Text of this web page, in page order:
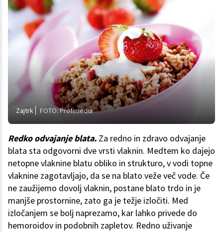
Zajtrk FOTO: Profimedia
Redko odvajanje blata. Za redno in zdravo odvajanje
blata sta odgovorni dve vrsti vlaknin. Medtem ko dajejo
netopne vlaknine blatu obliko in strukturo, v vodi topne
vlaknine zagotavljajo, da se na blato veže več vode. Če
ne zaužijemo dovolj vlaknin, postane blato trdo in je
manjše prostornine, zato ga je težje izločiti. Med
izločanjem se bolj naprezamo, kar lahko privede do
hemoroidov in podobnih zapletov. Redno uživanje